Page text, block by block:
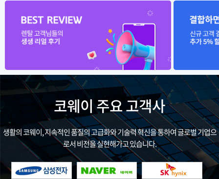
코웨이 주요 고객사
생활의 코웨이, 지속적인 품질의 고급화와 기술력 혁신을 통하여 글로벌 기업으
로서 비전을 실현해가고 있습니다.